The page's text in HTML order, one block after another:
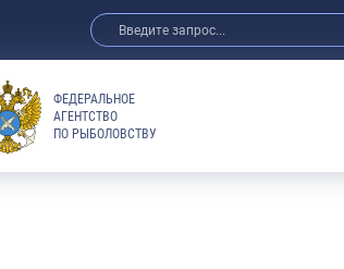
Анонсы
ФЕДЕРАЛЬНОЕ
АГЕНТСТВО
ПО РЫБОЛОВСТВУ